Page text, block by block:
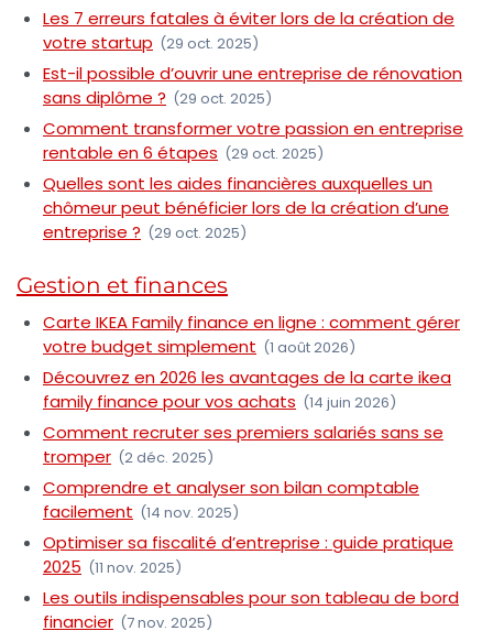
Les 7 erreurs fatales à éviter lors de la création de
votre startup (29 oct. 2025)
Est-il possible d’ouvrir une entreprise de rénovation
sans diplôme ? (29 oct. 2025)
Comment transformer votre passion en entreprise
rentable en 6 étapes (29 oct. 2025)
Quelles sont les aides financières auxquelles un
chômeur peut bénéficier lors de la création d’une
entreprise ? (29 oct. 2025)
Gestion et finances
Carte IKEA Family finance en ligne : comment gérer
votre budget simplement (1 août 2026)
Découvrez en 2026 les avantages de la carte ikea
family finance pour vos achats (14 juin 2026)
Comment recruter ses premiers salariés sans se
tromper (2 déc. 2025)
Comprendre et analyser son bilan comptable
facilement (14 nov. 2025)
Optimiser sa fiscalité d’entreprise : guide pratique
2025 (11 nov. 2025)
Les outils indispensables pour son tableau de bord
financier (7 nov. 2025)